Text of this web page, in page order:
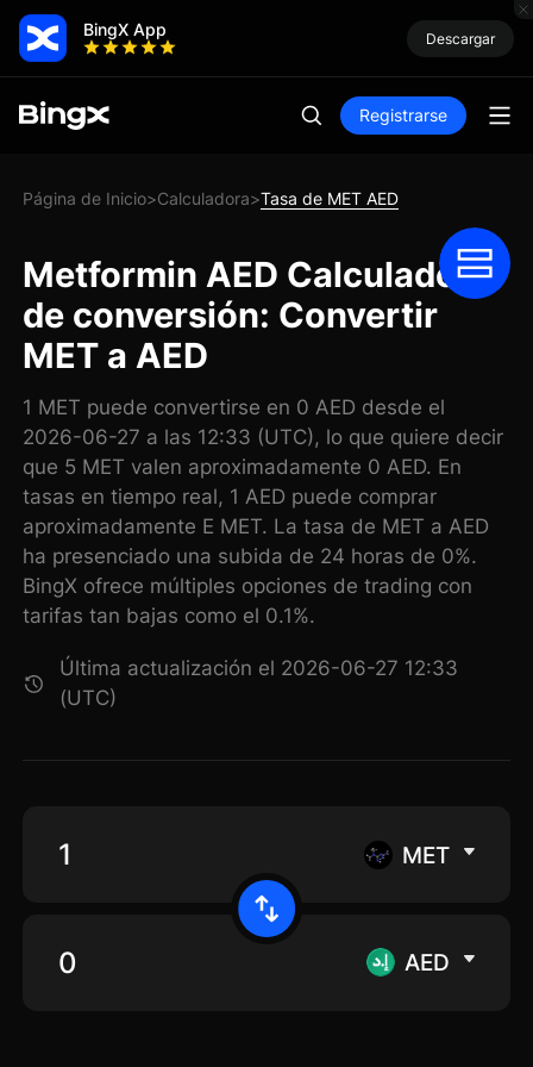
BingX App Descargar
Registrarse
Página de Inicio>Calculadora>Tasa de MET AED
Metformin AED Calculadora
de conversión: Convertir
MET a AED
1 MET puede convertirse en 0 AED desde el
2026-06-27 a las 12:33 (UTC), lo que quiere decir
que 5 MET valen aproximadamente 0 AED. En
tasas en tiempo real, 1 AED puede comprar
aproximadamente E MET. La tasa de MET a AED
ha presenciado una subida de 24 horas de 0%.
BingX ofrece múltiples opciones de trading con
tarifas tan bajas como el 0.1%.
Última actualización el 2026-06-27 12:33
(UTC)
MET
AED